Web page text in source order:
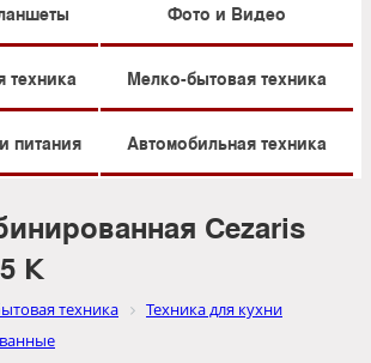
Фото и Видео
техника Мелко-бытовая техника
питания Автомобильная техника
Cezaris
К
техника
Техника для кухни